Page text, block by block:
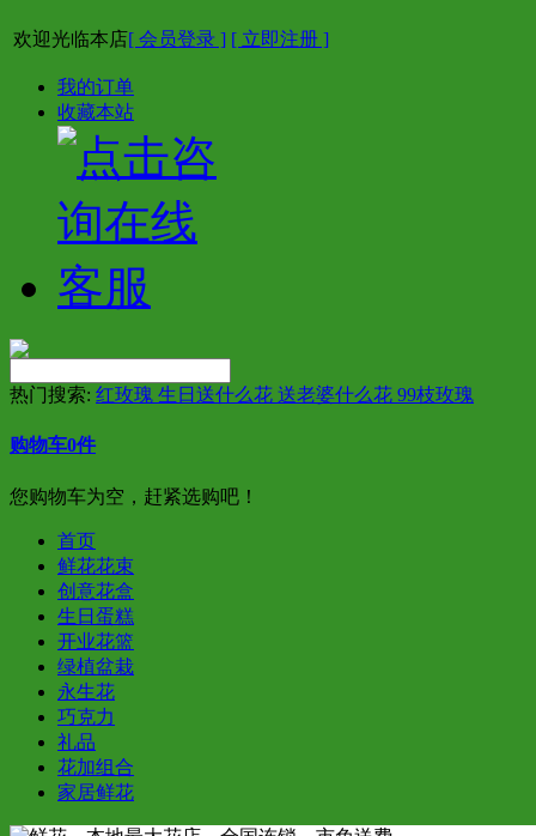
欢迎光临本店[ 会员登录 ] [ 立即注册 ]
我的订单
收藏本站
热门搜索: 红玫瑰 生日送什么花 送老婆什么花 99枝玫瑰
购物车0件
您购物车为空，赶紧选购吧！
首页
鲜花花束
创意花盒
生日蛋糕
开业花篮
绿植盆栽
永生花
巧克力
礼品
花加组合
家居鲜花